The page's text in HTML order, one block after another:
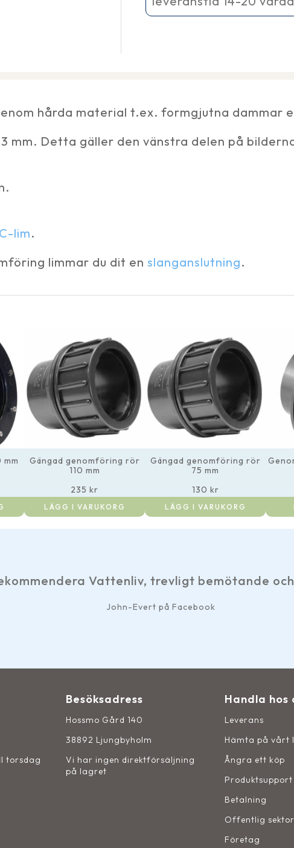
hårda material t.ex. formgjutna dammar
mm. Detta gäller den vänstra delen på
lim.
limmar du dit en slanganslutning.
Gängad genomföring rör
110 mm
235 kr
LÄGG I VARUKORG
Gängad genomföring rör
75 mm
130 kr
LÄGG I VARUKORG
trevligt bemötande och snabb
John-Evert på Facebook
torsdag
Besöksadress
Hossmo Gård 140
38892 Ljungbyholm
Vi har ingen direktförsäljning
på lagret
Handla hos
Leverans
Hämta på vårt
Ångra ett köp
Produktsupport
Betalning
Offentlig
Företag